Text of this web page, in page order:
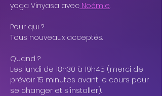
yoga Vinyasa avec Noémie.
Pour qui ?
Tous nouveaux acceptés.
Quand ?
Les lundi de 18h30 à 19h45 (merci de
prévoir 15 minutes avant le cours pour
se changer et s'installer).